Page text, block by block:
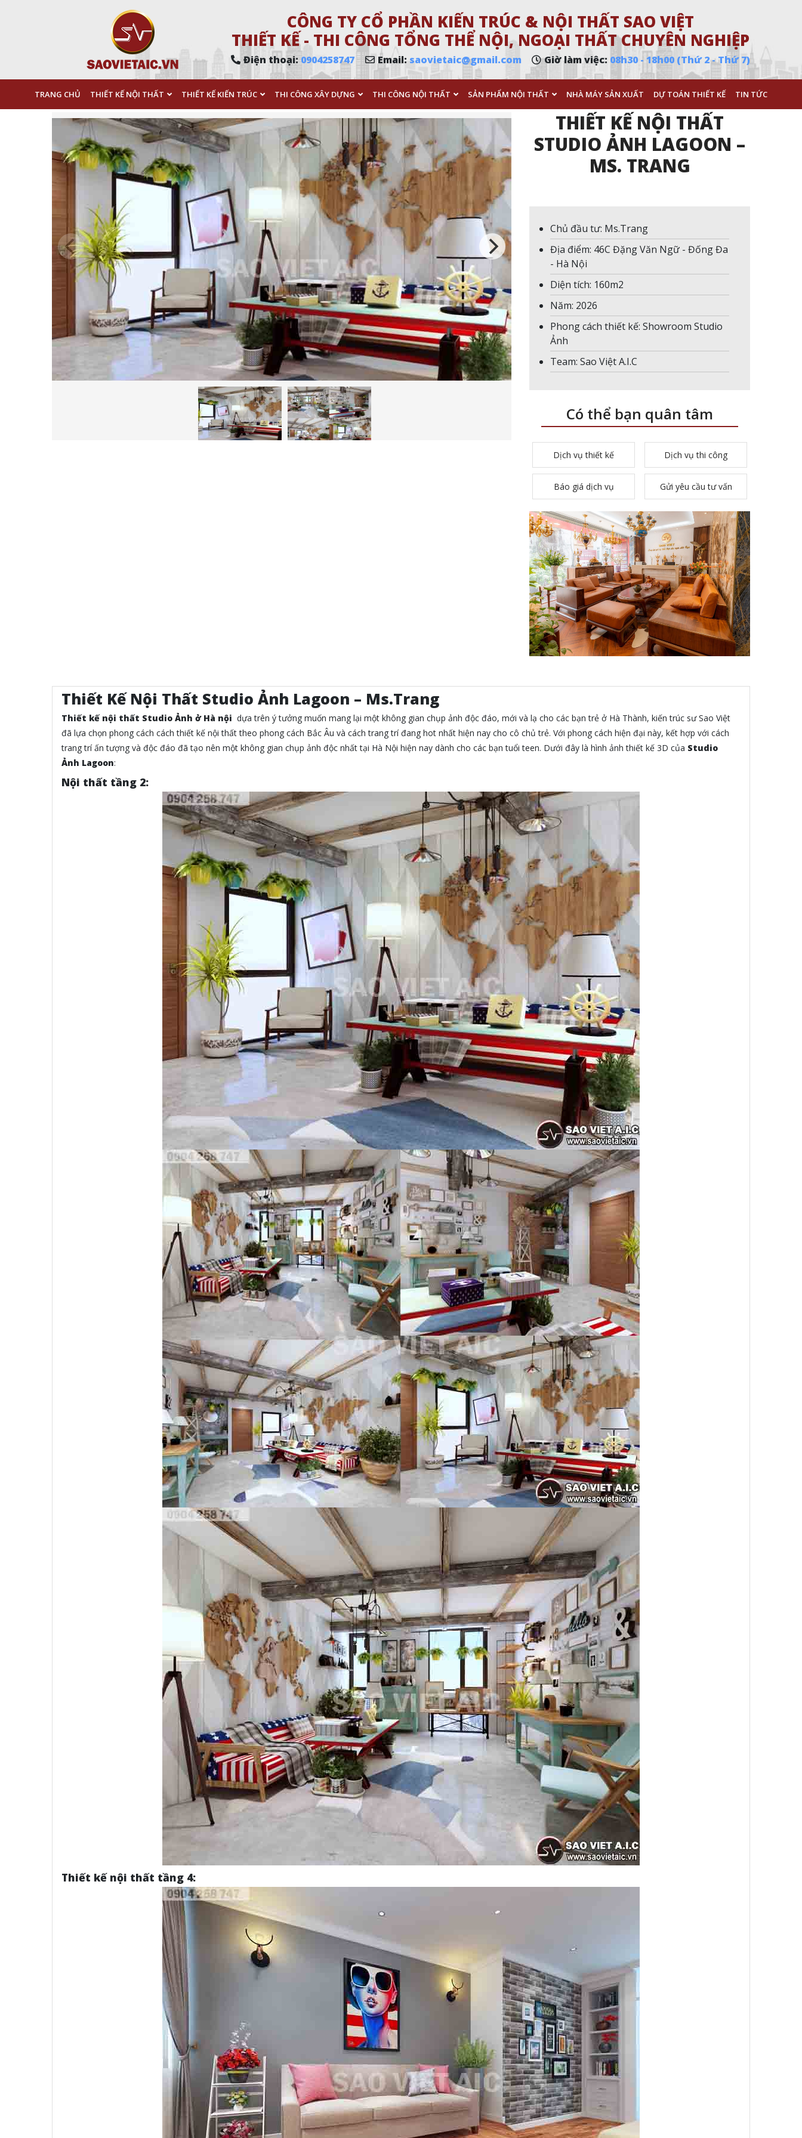
CÔNG TY CỔ PHẦN KIẾN TRÚC & NỘI THẤT SAO VIỆT
THIẾT KẾ - THI CÔNG TỔNG THỂ NỘI, NGOẠI THẤT CHUYÊN NGHIỆP
Điện thoại:0904258747 Email: saovietaic@gmail.com Giờ làm việc: 08h30 - 18h00 (Thứ 2 - Thứ 7)
TRANG CHỦ THIẾT KẾ NỘI THẤT THIẾT KẾ KIẾN TRÚC THI CÔNG XÂY DỰNG THI CÔNG NỘI THẤT SẢN PHẨM NỘI THẤT NHÀ MÁY SẢN XUẤT DỰ TOÁN THIẾT KẾ TIN TỨC
THIẾT KẾ NỘI THẤT
STUDIO ẢNH LAGOON –
MS. TRANG
Chủ đầu tư: Ms.Trang
Địa điểm: 46C Đặng Văn Ngữ - Đống Đa
- Hà Nội
Diện tích: 160m2
Năm: 2026
Phong cách thiết kế: Showroom Studio
Ảnh
Team: Sao Việt A.I.C
Có thể bạn quân tâm
Dịch vụ thiết kế Dịch vụ thi công
Báo giá dịch vụ Gửi yêu cầu tư vấn
Thiết Kế Nội Thất Studio Ảnh Lagoon – Ms.Trang
Thiết kế nội thất Studio Ảnh ở Hà nội dựa trên ý tưởng muốn mang lại một không gian chụp ảnh độc đáo, mới và lạ cho các bạn trẻ ở Hà Thành, kiến trúc sư Sao Việt
đã lựa chọn phong cách cách thiết kế nội thất theo phong cách Bắc Âu và cách trang trí đang hot nhất hiện nay cho cô chủ trẻ. Với phong cách hiện đại này, kết hợp với cách
trang trí ấn tượng và độc đáo đã tạo nên một không gian chụp ảnh độc nhất tại Hà Nội hiện nay dành cho các bạn tuổi teen. Dưới đây là hình ảnh thiết kế 3D của Studio
Ảnh Lagoon:
Nội thất tầng 2:
Thiết kế nội thất tầng 4: